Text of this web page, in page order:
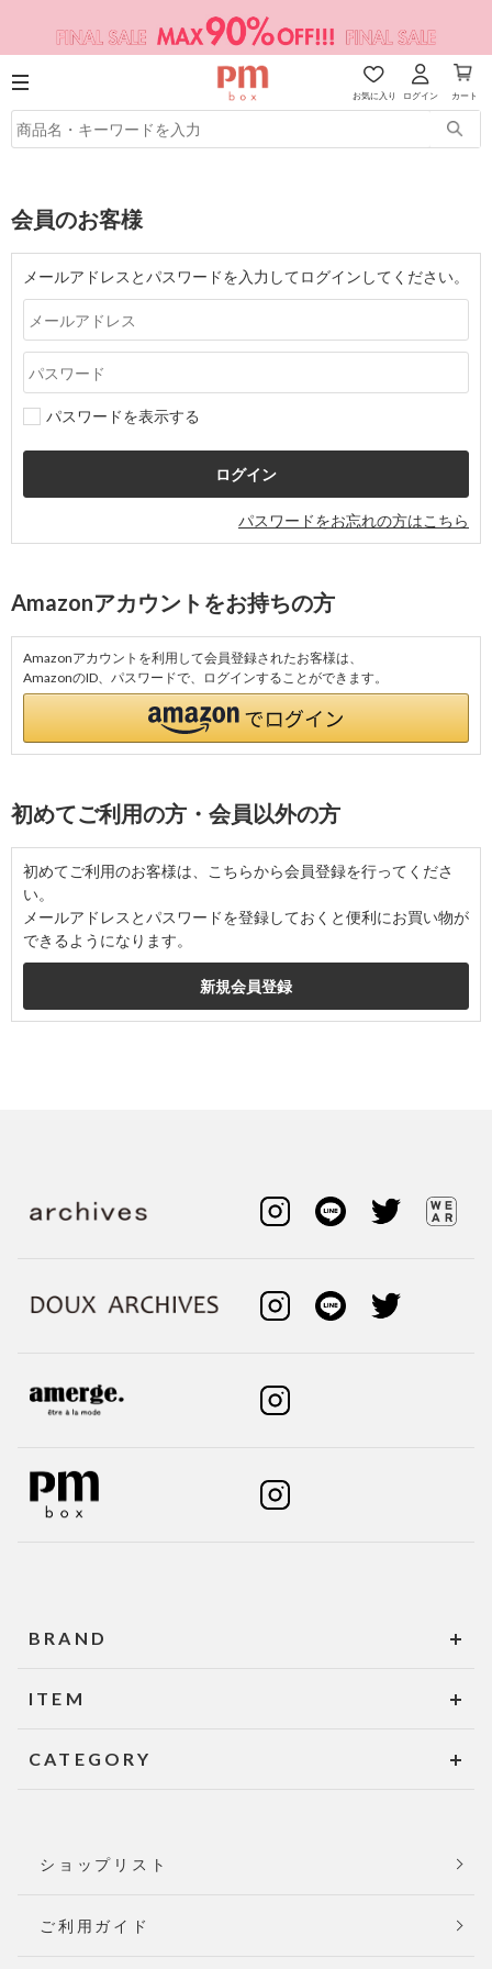
お気に入り ログイン カート
会員のお客様
メールアドレスとパスワードを入力してログインしてください。
パスワードを表示する
パスワードをお忘れの方はこちら
Amazonアカウントをお持ちの方
Amazonアカウントを利用して会員登録されたお客様は、
AmazonのID、パスワードで、ログインすることができます。
初めてご利用の方・会員以外の方
初めてご利用のお客様は、こちらから会員登録を行ってくださ
い。
メールアドレスとパスワードを登録しておくと便利にお買い物が
できるようになります。
BRAND
ITEM
CATEGORY
ショップリスト
ご利用ガイド